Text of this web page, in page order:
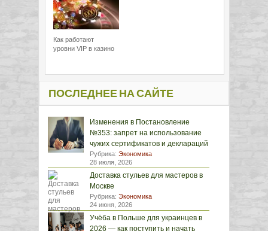
Как работают
уровни VIP в казино
ПОСЛЕДНЕЕ НА САЙТЕ
Изменения в Постановление
№353: запрет на использование
чужих сертификатов и деклараций
Рубрика: Экономика
28 июля, 2026
Доставка стульев для мастеров в
Москве
Рубрика: Экономика
24 июня, 2026
Учёба в Польше для украинцев в
2026 — как поступить и начать